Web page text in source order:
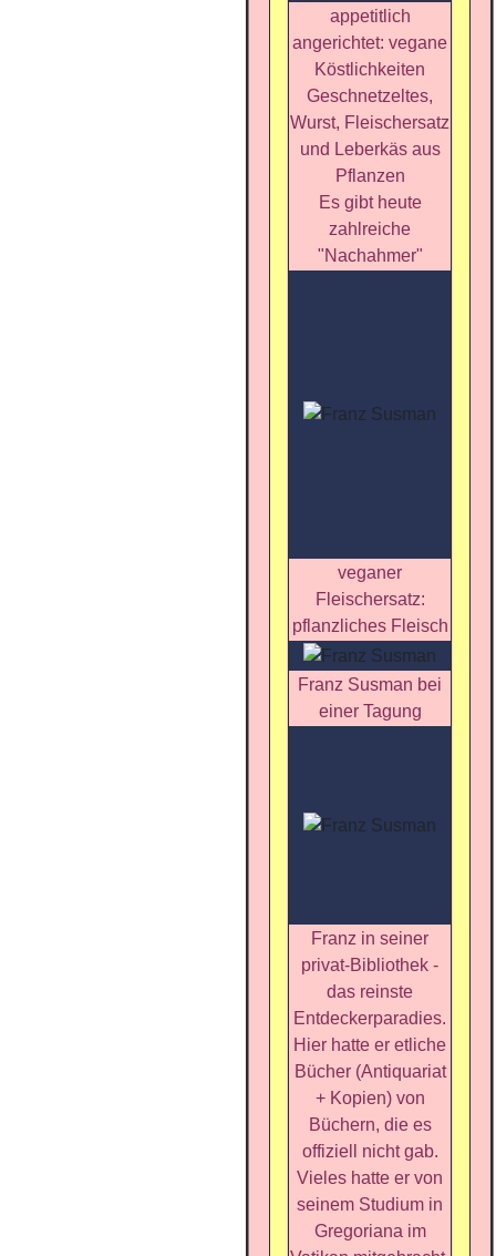
appetitlich
angerichtet: vegane
Köstlichkeiten
Geschnetzeltes,
Wurst, Fleischersatz
und Leberkäs aus
Pflanzen
Es gibt heute
zahlreiche
"Nachahmer"
veganer
Fleischersatz:
pflanzliches Fleisch
Franz Susman bei
einer Tagung
Franz in seiner
privat-Bibliothek -
das reinste
Entdeckerparadies.
Hier hatte er etliche
Bücher (Antiquariat
+ Kopien) von
Büchern, die es
offiziell nicht gab.
Vieles hatte er von
seinem Studium in
Gregoriana im